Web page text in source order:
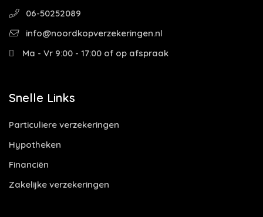
06-50252089
info@noordkopverzekeringen.nl
Ma - Vr 9:00 - 17:00 of op afspraak
Snelle Links
Particuliere verzekeringen
Hypotheken
Financiën
Zakelijke verzekeringen